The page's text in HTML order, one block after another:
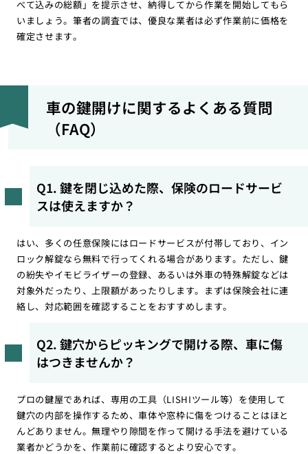
べて込みの総額」を提示させ、納得してから作業を開始してもら
いましょう。筆者の調査では、優良な業者は必ず作業前に価格を
確定させます。
車の鍵開けに関するよくある質問
（FAQ）
Q1. 鍵を閉じ込めた際、保険のロードサービ
スは使えますか？
はい、多くの任意保険にはロードサービスが付帯しており、イン
ロック解錠なら無料で行ってくれる場合があります。ただし、鍵
の紛失やイモビライザーの登録、あるいは外車の特殊解錠などは
対象外だったり、上限額があったりします。まずは保険会社に連
絡し、対応範囲を確認することをおすすめします。
Q2. 鍵穴からピッキングで開ける際、車に傷
はつきませんか？
プロの鍵屋であれば、専用の工具（LISHIツール等）を使用して
鍵穴の内部を操作するため、車体や窓枠に傷をつけることはほと
んどありません。無理やり隙間を作って開ける手法を避けている
業者かどうかを、作業前に確認するとより安心です。